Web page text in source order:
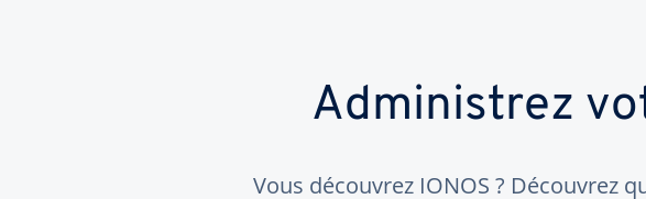
Administrez
Vous découvrez IONOS ? Découvrez